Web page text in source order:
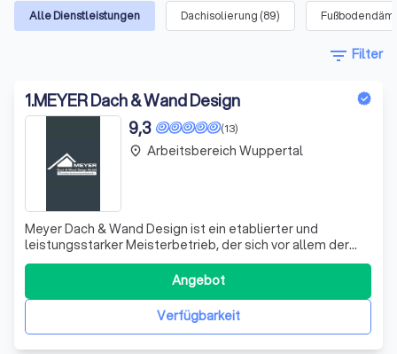
Alle Dienstleistungen Dachisolierung (89)
filter_list Filter
1.MEYER Dach & Wand Design
(13)
9,3
Meyer Dach & Wand Design ist ein etablierter und
leistungsstarker Meisterbetrieb, der sich vor allem der
handwerklichen Qualität und Ästhetik von Dach und Wand
verschrieben hat. Wir erbringen für Sie sämtliche
Leistungen rund um Ihr Dach, inkl. Beratung, Planung,
Aufbau und Wartung. Wir erstellen Da
Verfügbarkeit
Angebot
place Arbeitsbereich Wuppertal